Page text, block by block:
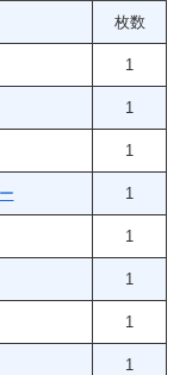
枚数
1
1
1
1
1
1
1
1